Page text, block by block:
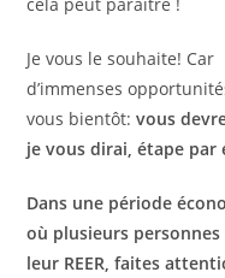
Je vous le souhaite! Car
d’immenses
vous bientôt:vous
je vous dirai, étape par
Dans une période
où plusieurs
leur REER, faites